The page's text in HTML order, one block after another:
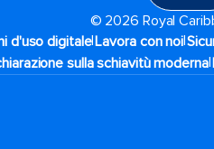
© 2026 Royal
d'uso digitale|Lavora con noi|
sulla schiavitù moderna|